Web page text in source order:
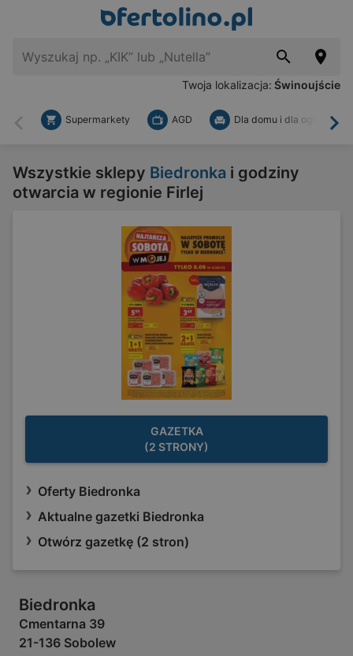
Twoja lokalizacja: Świnoujście
Wstecz
Supermarkety AGD Dla domu i dla ogrodu
Wszystkie sklepy Biedronka i godziny
otwarcia w regionie Firlej
GAZETKA
(2 STRONY)
Oferty Biedronka
Aktualne gazetki Biedronka
Otwórz gazetkę (2 stron)
Biedronka
Cmentarna 39
21-136 Sobolew